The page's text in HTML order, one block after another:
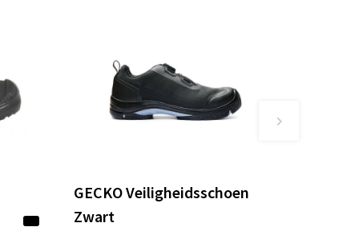
GECKO Veiligheidsschoen
Zwart